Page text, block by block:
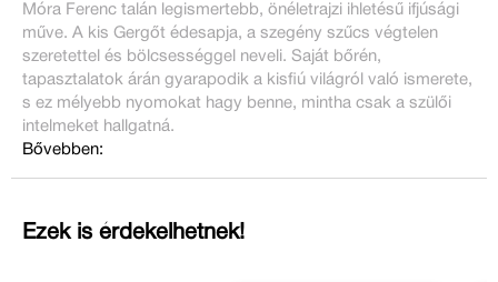
Móra Ferenc talán legismertebb, önéletrajzi ihletésű ifjúsági
műve. A kis Gergőt édesapja, a szegény szűcs végtelen
szeretettel és bölcsességgel neveli. Saját bőrén,
tapasztalatok árán gyarapodik a kisfiú világról való ismerete,
s ez mélyebb nyomokat hagy benne, mintha csak a szülői
intelmeket hallgatná.
Bővebben:
Ezek is érdekelhetnek!